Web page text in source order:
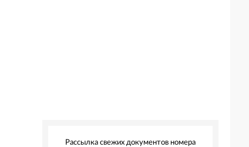
Рассылка свежих документов номера